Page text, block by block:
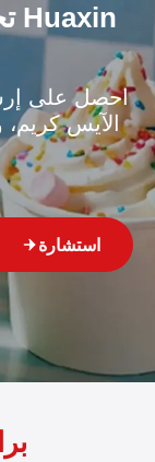
تحدث إلى مدير مبيعات من Huaxin
احصل على
الآيس كريم،
استشارة